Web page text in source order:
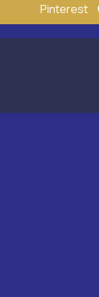
Pinterest